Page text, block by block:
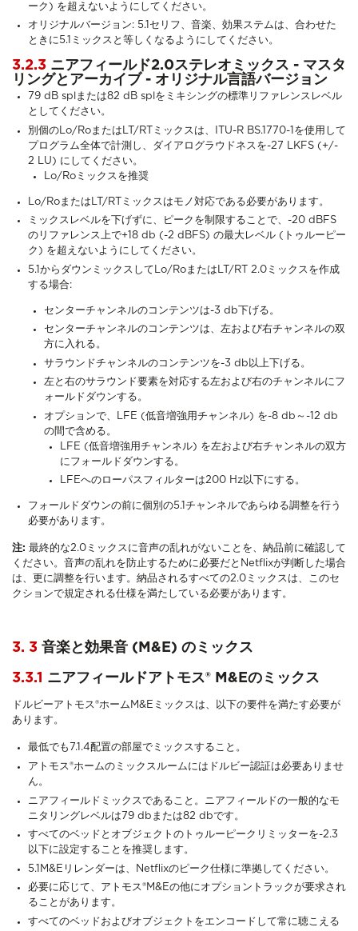
ーク) を超えないようにしてください。
オリジナルバージョン: 5.1セリフ、音楽、効果ステムは、合わせた
ときに5.1ミックスと等しくなるようにしてください。
3.2.3 ニアフィールド2.0ステレオミックス - マスタ
リングとアーカイブ - オリジナル言語バージョン
79 dB splまたは82 dB splをミキシングの標準リファレンスレベル
としてください。
別個のLo/RoまたはLT/RTミックスは、ITU-R BS.1770-1を使用して
プログラム全体で計測し、ダイアログラウドネスを-27 LKFS (+/-
2 LU) にしてください。
Lo/Roミックスを推奨
Lo/RoまたはLT/RTミックスはモノ対応である必要があります。
ミックスレベルを下げずに、ピークを制限することで、-20 dBFS
のリファレンス上で+18 db (-2 dBFS) の最大レベル (トゥルーピー
ク) を超えないようにしてください。
5.1からダウンミックスしてLo/RoまたはLT/RT 2.0ミックスを作成
する場合:
センターチャンネルのコンテンツは-3 db下げる。
センターチャンネルのコンテンツは、左および右チャンネルの双
方に入れる。
サラウンドチャンネルのコンテンツを-3 db以上下げる。
左と右のサラウンド要素を対応する左および右のチャンネルにフ
ォールドダウンする。
オプションで、LFE (低音増強用チャンネル) を-8 db～-12 db
の間で含める。
LFE (低音増強用チャンネル) を左および右チャンネルの双方
にフォールドダウンする。
LFEへのローパスフィルターは200 Hz以下にする。
フォールドダウンの前に個別の5.1チャンネルであらゆる調整を行う
必要があります。
注: 最終的な2.0ミックスに音声の乱れがないことを、納品前に確認して
ください。音声の乱れを防止するために必要だとNetflixが判断した場合
は、更に調整を行います。納品されるすべての2.0ミックスは、このセ
クションで規定される仕様を満たしている必要があります。
3. 3 音楽と効果音 (M&E) のミックス
3.3.1 ニアフィールドアトモス® M&Eの ミックス
ドルビーアトモス®ホームM&Eミックスは、以下の要件を満たす必要が
あります。
最低でも7.1.4配置の部屋でミックスすること。
アトモス®ホームのミックスルームにはドルビー認証は必要ありませ
ん。
ニアフィールドミックスであること。ニアフィールドの一般的なモ
ニタリングレベルは79 dbまたは82 dbです。
すべてのベッドとオブジェクトのトゥルーピークリミッターを-2.3
以下に設定することを推奨します。
5.1M&Eリレンダーは、Netflixのピーク仕様に準拠してください。
必要に応じて、アトモス®M&Eの他にオプショントラックが要求され
ることがあります。
すべてのベッドおよびオブジェクトをエンコードして常に聴こえる